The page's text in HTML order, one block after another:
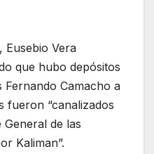
Eusebio Vera
que hubo depósitos
Fernando Camacho a
fueron “canalizados
General de las
Kaliman”.